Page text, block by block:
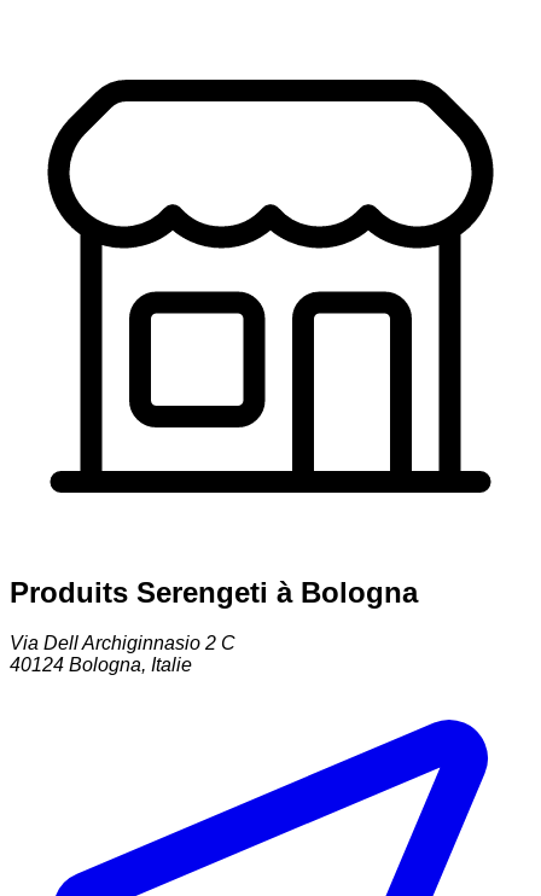
Produits Serengeti à Bologna
Via Dell Archiginnasio 2 C
40124 Bologna, Italie